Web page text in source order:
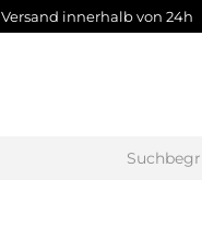
Versand innerhalb von 24h